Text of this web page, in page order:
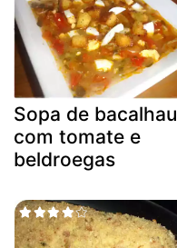
Sopa de bacalhau
com tomate e
beldroegas